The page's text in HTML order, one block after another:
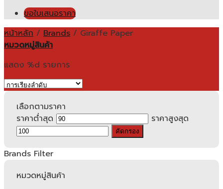
ขอใบเสนอราคา
หน้าหลัก / Brands / Giraffe Paper
หมวดหมู่สินค้า
แสดง %d รายการ
เลือกตามราคา
ราคาต่ำสุด
ราคาสูงสุด
คัดกรอง
Brands Filter
หมวดหมู่สินค้า